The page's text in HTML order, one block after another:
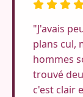
"J'avais
plans cul,
hommes
trouvé
c'est clair